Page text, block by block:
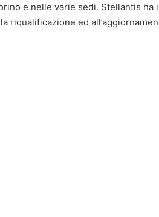
e nelle varie sedi. Stellantis
riqualificazione ed